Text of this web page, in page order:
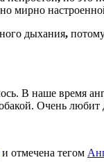
мирно
дыхания,
В наше
Очень
и отмечена тегом